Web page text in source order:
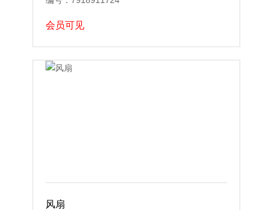
会员可见
风扇